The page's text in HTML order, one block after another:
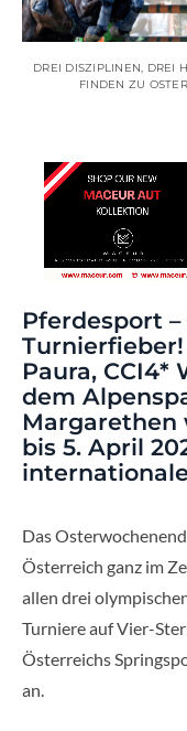
DREI DISZIPLINEN, DREI
FINDEN ZU
Pferdesport
Paura, CCI4*
dem
Margarethen
bis 5. April
Das
Österreich ganz im
allen drei
Turniere auf Vier-
Österreichs
an.